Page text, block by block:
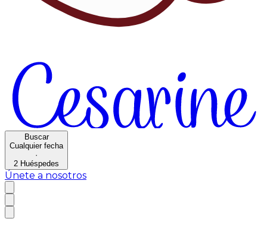
Buscar
Cualquier fecha
·
2 Huéspedes
Únete a nosotros